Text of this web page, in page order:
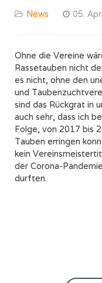
News 05.
Ohne die Vereine
Rassetauben nicht
es nicht, ohne den
und
sind das Rückgrat in
auch sehr, dass ich
Folge, von 2017 bis
Tauben erringen
kein
der Corona-
durften.